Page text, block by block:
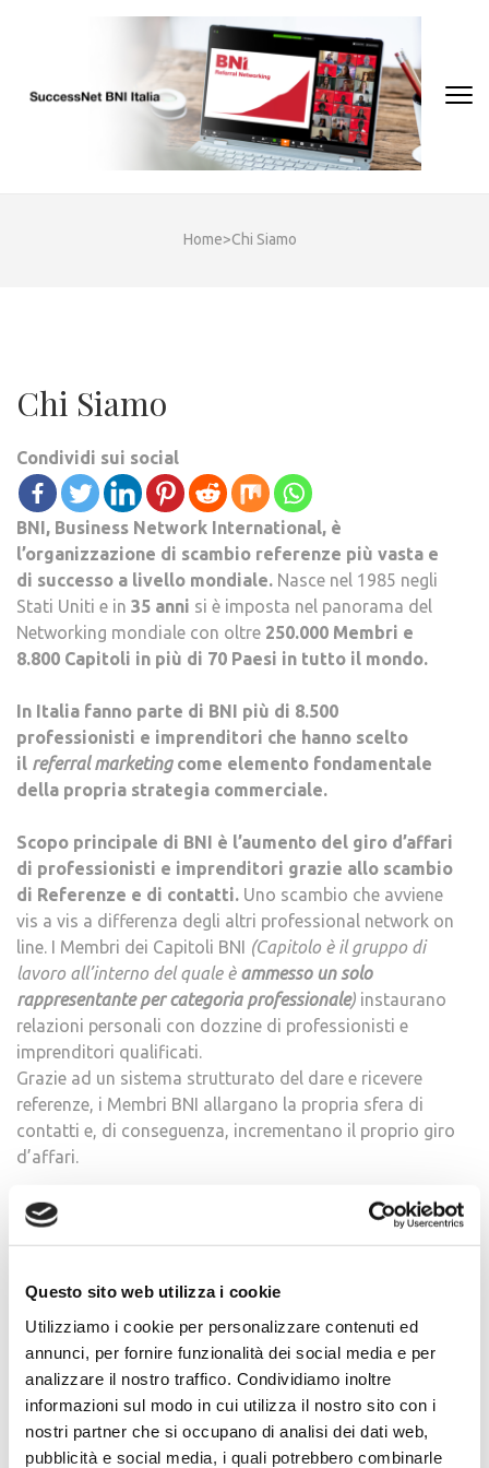
Questo sito web utilizza i cookie
Utilizziamo i cookie per personalizzare contenuti ed
annunci, per fornire funzionalità dei social media e per
analizzare il nostro traffico. Condividiamo inoltre
informazioni sul modo in cui utilizza il nostro sito con i
nostri partner che si occupano di analisi dei dati web,
pubblicità e social media, i quali potrebbero combinarle
(Press
Home>Chi Siamo
Chi Siamo
Condividi sui social
BNI, Business Network International, è
l’organizzazione di scambio referenze più vasta e
di successo a livello mondiale. Nasce nel 1985 negli
Stati Uniti e in 35 anni si è imposta nel panorama del
Networking mondiale con oltre 250.000 Membri e
8.800 Capitoli in più di 70 Paesi in tutto il mondo.
In Italia fanno parte di BNI più di 8.500
professionisti e imprenditori che hanno scelto
il referral marketingcome elemento fondamentale
della propria strategia commerciale.
Scopo principale di BNI è l’aumento del giro d’affari
di professionisti e imprenditori grazie allo scambio
di Referenze e di contatti. Uno scambio che avviene
vis a vis a differenza degli altri professional network on
line. I Membri dei Capitoli BNI (Capitolo è il gruppo di
lavoro all’interno del quale è ammesso un solo
rappresentante per categoria professionale) instaurano
relazioni personali con dozzine di professionisti e
imprenditori qualificati.
Grazie ad un sistema strutturato del dare e ricevere
referenze, i Membri BNI allargano la propria sfera di
contatti e, di conseguenza, incrementano il proprio giro
d’affari.
Ricerca
per:
CATEGORIE